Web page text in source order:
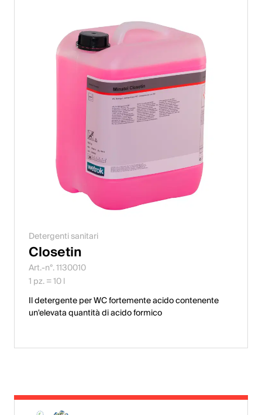
Detergenti sanitari
Closetin
Art.-n°. 1130010
1 pz. = 10 l
Il detergente per WC fortemente acido contenente
un'elevata quantità di acido formico